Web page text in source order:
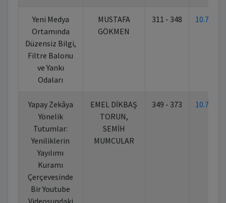
Yeni Medya
Ortamında
Düzensiz Bilgi,
Filtre Balonu
ve Yankı
Odaları
MUSTAFA
GÖKMEN
311 - 348
Yapay Zekâya
Yönelik
Tutumlar:
Yeniliklerin
Yayılımı
Kuramı
Çerçevesinde
Bir Youtube
Videosundaki
EMEL DİKBAŞ
TORUN,
SEMİH
MUMCULAR
349 - 373